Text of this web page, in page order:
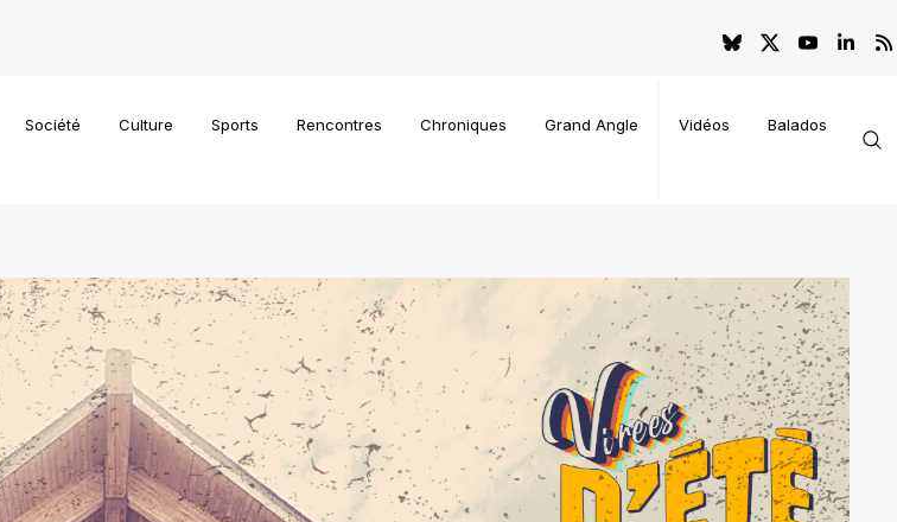
Société Culture Sports Rencontres Chroniques Grand Angle Vidéos Balados